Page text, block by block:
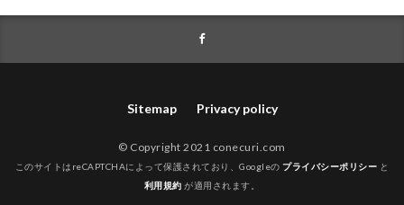
Sitemap Privacy policy
© Copyright 2021 conecuri.com
このサイトはreCAPTCHAによって保護されており、Googleの プライバシーポリシー と
利用規約 が適用されます。